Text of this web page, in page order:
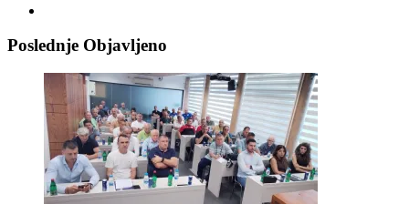
Poslednje Objavljeno